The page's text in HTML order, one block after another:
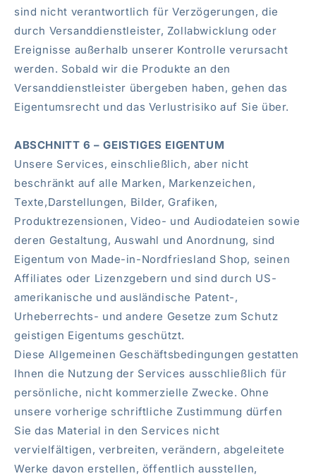
sind nicht verantwortlich für Verzögerungen, die
durch Versanddienstleister, Zollabwicklung oder
Ereignisse außerhalb unserer Kontrolle verursacht
werden. Sobald wir die Produkte an den
Versanddienstleister übergeben haben, gehen das
Eigentumsrecht und das Verlustrisiko auf Sie über.
ABSCHNITT 6 – GEISTIGES EIGENTUM
Unsere Services, einschließlich, aber nicht
beschränkt auf alle Marken, Markenzeichen,
Texte,Darstellungen, Bilder, Grafiken,
Produktrezensionen, Video- und Audiodateien sowie
deren Gestaltung, Auswahl und Anordnung, sind
Eigentum von Made-in-Nordfriesland Shop, seinen
Affiliates oder Lizenzgebern und sind durch US-
amerikanische und ausländische Patent-,
Urheberrechts- und andere Gesetze zum Schutz
geistigen Eigentums geschützt.
Diese Allgemeinen Geschäftsbedingungen gestatten
Ihnen die Nutzung der Services ausschließlich für
persönliche, nicht kommerzielle Zwecke. Ohne
unsere vorherige schriftliche Zustimmung dürfen
Sie das Material in den Services nicht
vervielfältigen, verbreiten, verändern, abgeleitete
Werke davon erstellen, öffentlich ausstellen,